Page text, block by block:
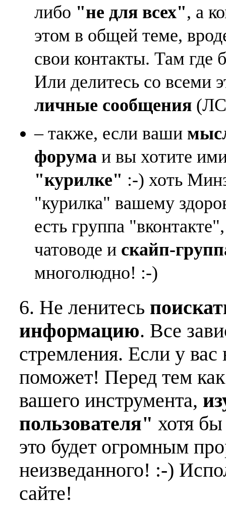
либо "не для всех", а
этом в общей теме,
свои контакты. Там где
Или делитесь со всеми
личные сообщения
– также, если ваши
форума и вы хотите
"курилке" :-) хоть
"курилка" вашему
есть группа
чатоводе и скайп-
многолюдно! :-)
6. Не ленитесь
информацию. Все
стремления. Если у
поможет! Перед тем
вашего инструмента,
пользователя" хотя
это будет огромным
неизведанного! :-)
сайте!